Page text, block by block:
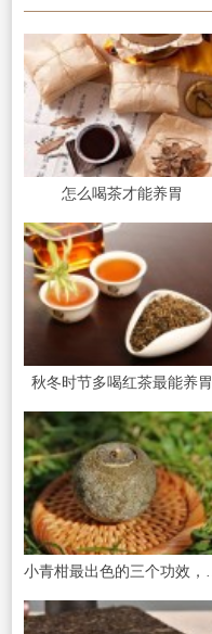
怎么喝茶才能养胃
秋冬时节多喝红茶最能养胃